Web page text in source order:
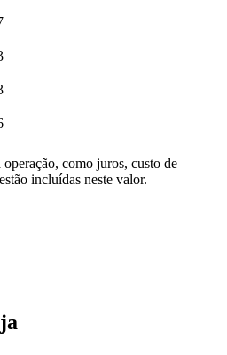
como juros, custo de
incluídas neste valor.